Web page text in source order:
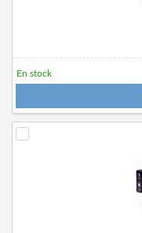
En stock